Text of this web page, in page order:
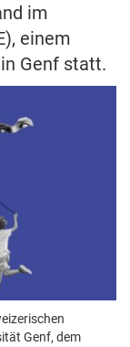
im
einem
Genf statt.
Genf, dem